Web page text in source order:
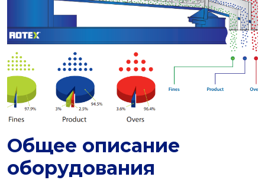
Общее описание
оборудования